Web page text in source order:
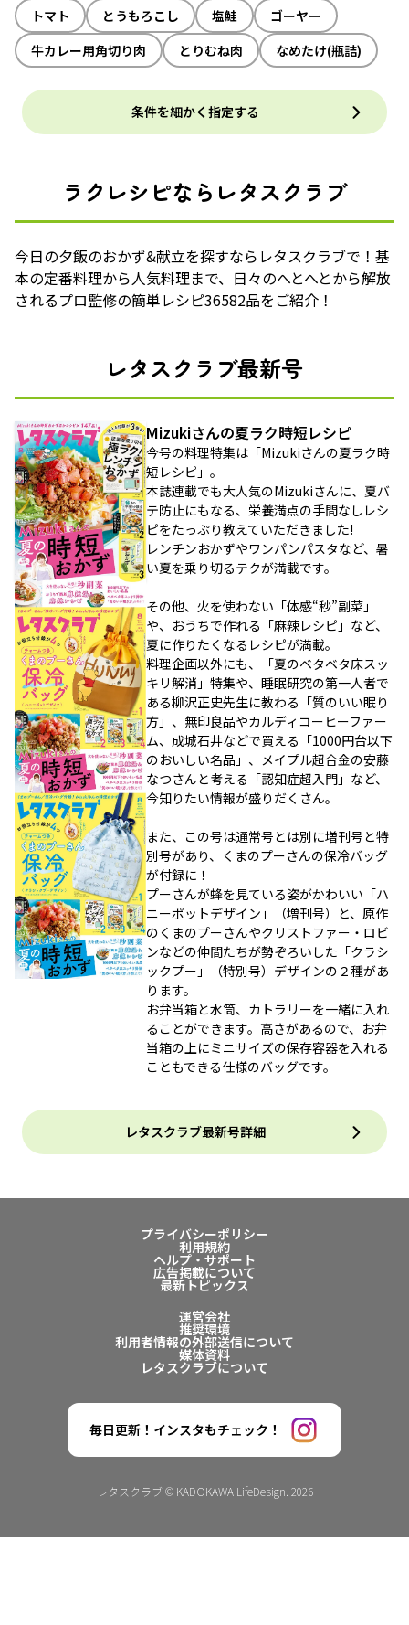
トマト
とうもろこし 塩鮭
ゴーヤー
牛カレー用角切り肉
とりむね肉 なめたけ(瓶詰)
条件を細かく指定する
ラクレシピならレタスクラブ
今日の夕飯のおかず&献立を探すならレタスクラブで！基
本の定番料理から人気料理まで、日々のへとへとから解放
されるプロ監修の簡単レシピ36582品をご紹介！
レタスクラブ最新号
Mizukiさんの夏ラク時短レシピ
今号の料理特集は「Mizukiさんの夏ラク時
短レシピ」。
本誌連載でも大人気のMizukiさんに、夏バ
テ防止にもなる、栄養満点の手間なしレシ
ピをたっぷり教えていただきました!
レンチンおかずやワンパンパスタなど、暑
い夏を乗り切るテクが満載です。
その他、火を使わない「体感“秒”副菜」
や、おうちで作れる「麻辣レシピ」など、
夏に作りたくなるレシピが満載。
料理企画以外にも、「夏のベタベタ床スッ
キリ解消」特集や、睡眠研究の第一人者で
ある柳沢正史先生に教わる「質のいい眠り
方」、無印良品やカルディコーヒーファー
ム、成城石井などで買える「1000円台以下
のおいしい名品」、メイプル超合金の安藤
なつさんと考える「認知症超入門」など、
今知りたい情報が盛りだくさん。
また、この号は通常号とは別に増刊号と特
別号があり、くまのプーさんの保冷バッグ
が付録に！
プーさんが蜂を見ている姿がかわいい「ハ
ニーポットデザイン」（増刊号）と、原作
のくまのプーさんやクリストファー・ロビ
ンなどの仲間たちが勢ぞろいした「クラシ
ックプー」（特別号）デザインの２種があ
ります。
お弁当箱と水筒、カトラリーを一緒に入れ
ることができます。高さがあるので、お弁
当箱の上にミニサイズの保存容器を入れる
こともできる仕様のバッグです。
レタスクラブ最新号詳細
プライバシーポリシー
利用規約
ヘルプ・サポート
広告掲載について
最新トピックス
運営会社
推奨環境
利用者情報の外部送信について
媒体資料
レタスクラブについて
毎日更新！インスタもチェック！
レタスクラブ © KADOKAWA LifeDesign. 2026